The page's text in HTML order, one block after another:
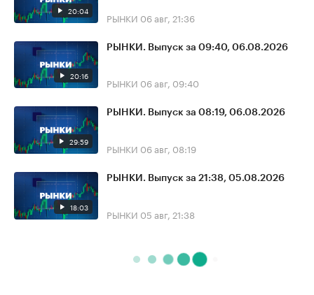
20:04 РЫНКИ 06 авг, 21:36
20:16
РЫНКИ. Выпуск за 09:40, 06.08.2026
РЫНКИ 06 авг, 09:40
29:59
РЫНКИ. Выпуск за 08:19, 06.08.2026
РЫНКИ 06 авг, 08:19
18:03
РЫНКИ. Выпуск за 21:38, 05.08.2026
РЫНКИ 05 авг, 21:38